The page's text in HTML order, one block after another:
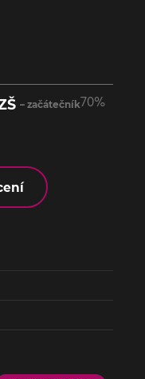
70%
– začátečník